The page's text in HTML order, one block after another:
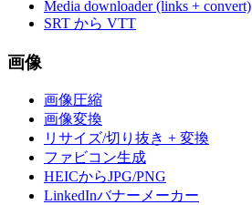
Media downloader (links + convert)
SRT から VTT
画像
画像圧縮
画像変換
リサイズ/切り抜き + 変換
ファビコン生成
HEICからJPG/PNG
LinkedInバナーメーカー